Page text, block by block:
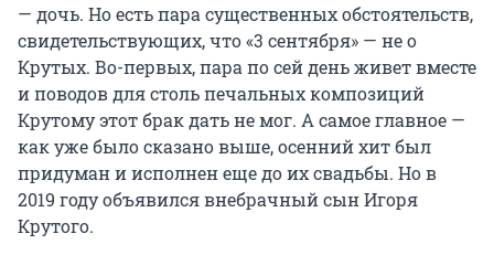
— дочь. Но есть пара существенных обстоятельств,
свидетельствующих, что «3 сентября» — не о
Крутых. Во-первых, пара по сей день живет вместе
и поводов для столь печальных композиций
Крутому этот брак дать не мог. А самое главное —
как уже было сказано выше, осенний хит был
придуман и исполнен еще до их свадьбы. Но в
2019 году объявился внебрачный сын Игоря
Крутого.